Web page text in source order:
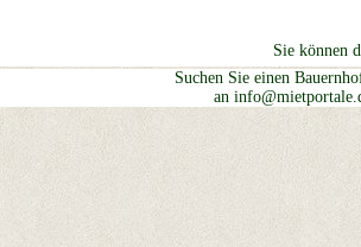
Sie können
Suchen Sie einen
an